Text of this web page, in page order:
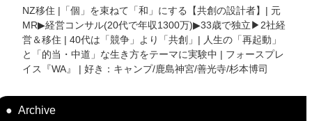
NZ移住 |「個」を束ねて「和」にする【共創の設計者】| 元
MR▶︎経営コンサル(20代で年収1300万)▶︎33歳で独立▶︎2社経
営＆移住 | 40代は「競争」より「共創」| 人生の「再起動」
と「的当・中道」な生き方をテーマに実験中 | フォースプレ
イス『WA』 | 好き：キャンプ/鹿島神宮/善光寺/杉本博司
Archive